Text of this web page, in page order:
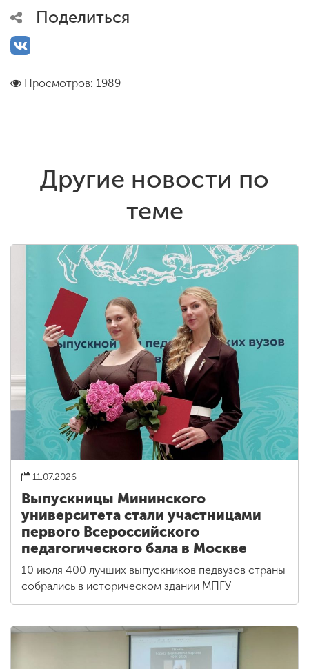
Поделиться
Просмотров: 1989
Другие новости по
теме
11.07.2026
Выпускницы Мининского
университета стали участницами
первого Всероссийского
педагогического бала в Москве
10 июля 400 лучших выпускников педвузов страны
собрались в историческом здании МПГУ